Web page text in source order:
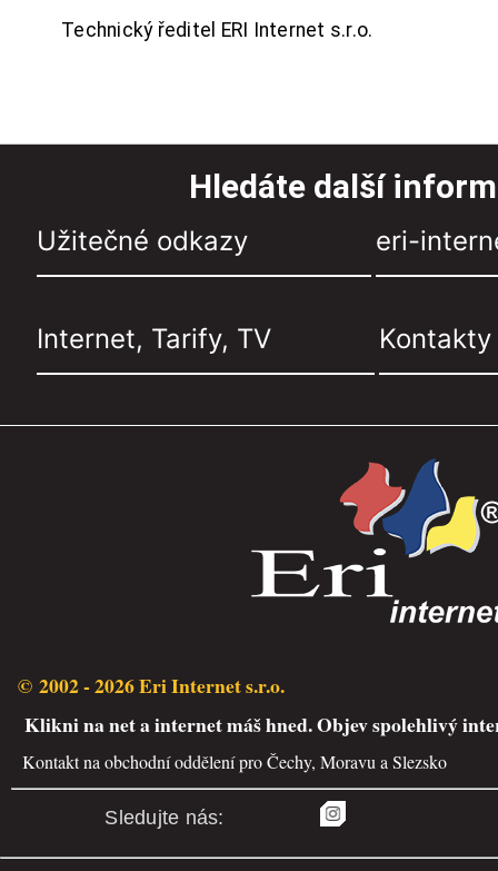
Technický ředitel ERI Internet s.r.o.
Hledáte další
Užitečné odkazy eri-
Internet, Tarify, TV Kontakty
© 2002 - 2026 Eri Internet s.r.o.
Klikni na net a internet máš hned. Objev spolehlivý
Kontakt na obchodní oddělení pro Čechy, Moravu a Slezsko
Sledujte nás: